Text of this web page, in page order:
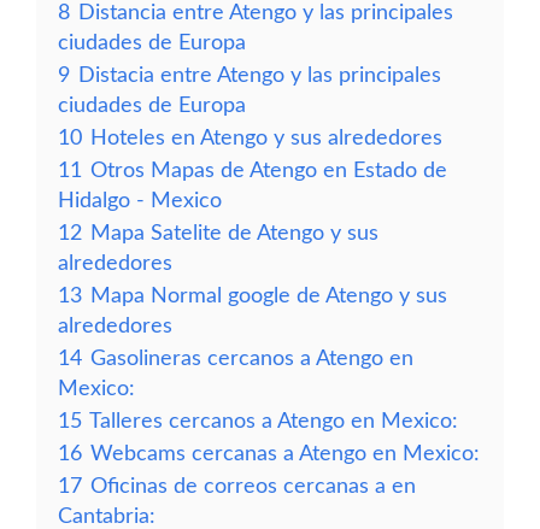
8 Distancia entre Atengo y las principales
ciudades de Europa
9 Distacia entre Atengo y las principales
ciudades de Europa
10 Hoteles en Atengo y sus alrededores
11 Otros Mapas de Atengo en Estado de
Hidalgo - Mexico
12 Mapa Satelite de Atengo y sus
alrededores
13 Mapa Normal google de Atengo y sus
alrededores
14 Gasolineras cercanos a Atengo en
Mexico:
15 Talleres cercanos a Atengo en Mexico:
16 Webcams cercanas a Atengo en Mexico:
17 Oficinas de correos cercanas a en
Cantabria: